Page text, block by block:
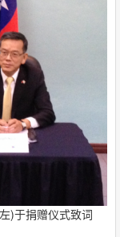
)于捐赠仪式致词